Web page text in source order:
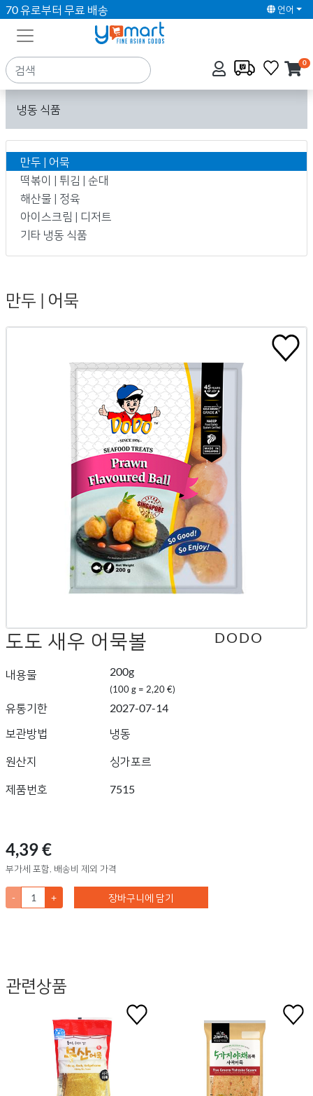
70 유로부터 무료 배송 언어
0
냉동 식품
만두 | 어묵
떡볶이 | 튀김 | 순대
해산물 | 정육
아이스크림 | 디저트
기타 냉동 식품
만두 | 어묵
도도 새우 어묵볼
내용물 200g
(100 g = 2,20 €)
유통기한
2027-07-14
보관방법
냉동
원산지 싱가포르
제품번호 7515
DODO
4,39 €
부가세 포함, 배송비 제외 가격
- + 장바구니에 담기
관련상품